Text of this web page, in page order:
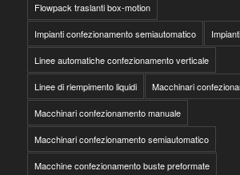
Flowpack traslanti box-motion
Impianti confezionamento semiautomatico
Linee automatiche confezionamento verticale
Linee di riempimento liquidi Macchinari
Macchinari confezionamento manuale
Macchinari confezionamento semiautomatico
Macchine confezionamento buste preformate